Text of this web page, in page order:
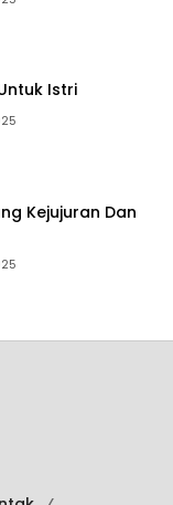
Istri
Kejujuran Dan